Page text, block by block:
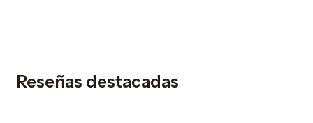
Reseñas destacadas